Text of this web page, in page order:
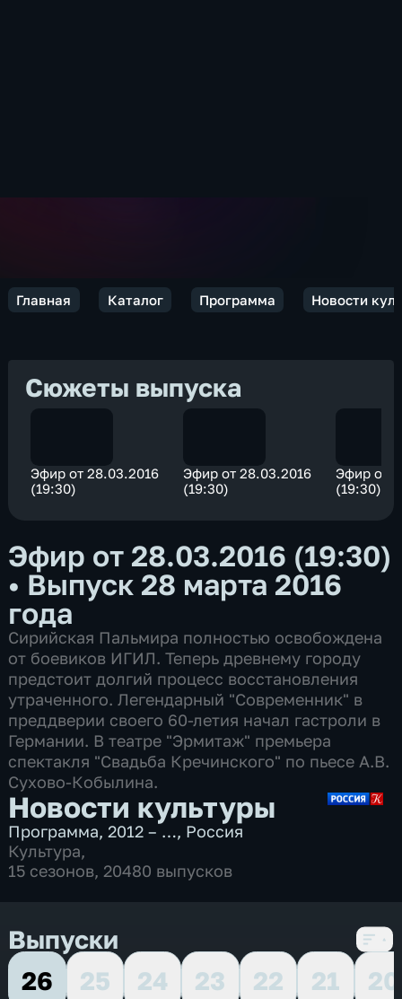
Главная Каталог Программа Новости
Сюжеты выпуска
Эфир от 28.03.2016
(19:30)
Эфир от 28.03.2016
(19:30)
Эфир от
(19:30)
Эфир от 28.03.2016 (19:30)
• Выпуск 28 марта 2016
года
Сирийская Пальмира полностью освобождена
от боевиков ИГИЛ. Теперь древнему городу
предстоит долгий процесс восстановления
утраченного. Легендарный "Современник" в
преддверии своего 60-летия начал гастроли в
Германии. В театре "Эрмитаж" премьера
спектакля "Свадьба Кречинского" по пьесе А.В.
Сухово-Кобылина.
Новости культуры
Программа,2012 – …, Россия
Культура,
15 сезонов, 20480 выпусков
Выпуски
26
25 24 23 22 21
20